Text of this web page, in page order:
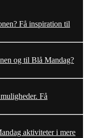
Få inspiration til
og til Blå Mandag?
Få
aktiviteter i mere